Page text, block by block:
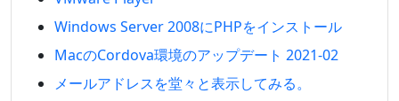
Windows Server 2008にPHPをインストール
MacのCordova環境のアップデート 2021-02
メールアドレスを堂々と表示してみる。